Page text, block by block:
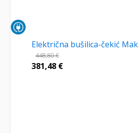
Električna bušilica-čekić
448,80€
381,48 €